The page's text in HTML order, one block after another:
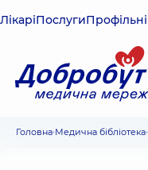
ЛікаріПослуги
Головна Медична бібліотека